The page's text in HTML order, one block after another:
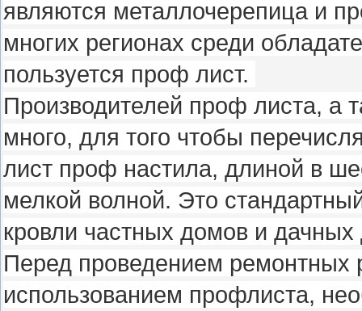
являются металлочерепица и
многих регионах среди
пользуется проф лист.
Производителей проф листа, а
много, для того чтобы
лист проф настила, длиной в
мелкой волной. Это
кровли частных домов и
Перед проведением ремонтных
использованием профлиста,